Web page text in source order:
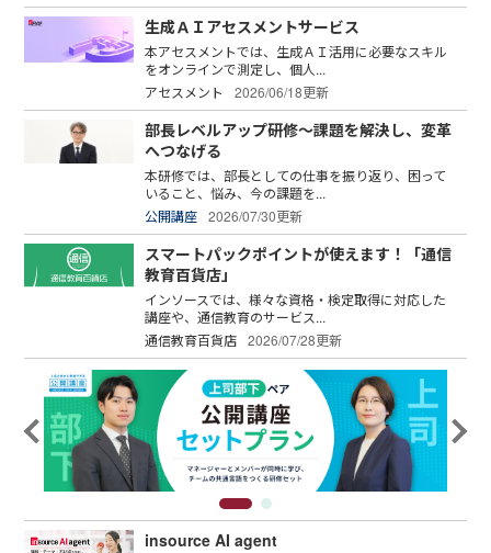
生成ＡＩアセスメントサービス
本アセスメントでは、生成ＡＩ活用に必要なスキル
をオンラインで測定し、個人...
アセスメント
2026/06/18更新
部長レベルアップ研修～課題を解決し、変革
へつなげる
本研修では、部長としての仕事を振り返り、困って
いること、悩み、今の課題を...
公開講座 2026/07/30更新
スマートパックポイントが使えます！「通信
教育百貨店」
インソースでは、様々な資格・検定取得に対応した
講座や、通信教育のサービス...
通信教育百貨店 2026/07/28更新
insource AI agent